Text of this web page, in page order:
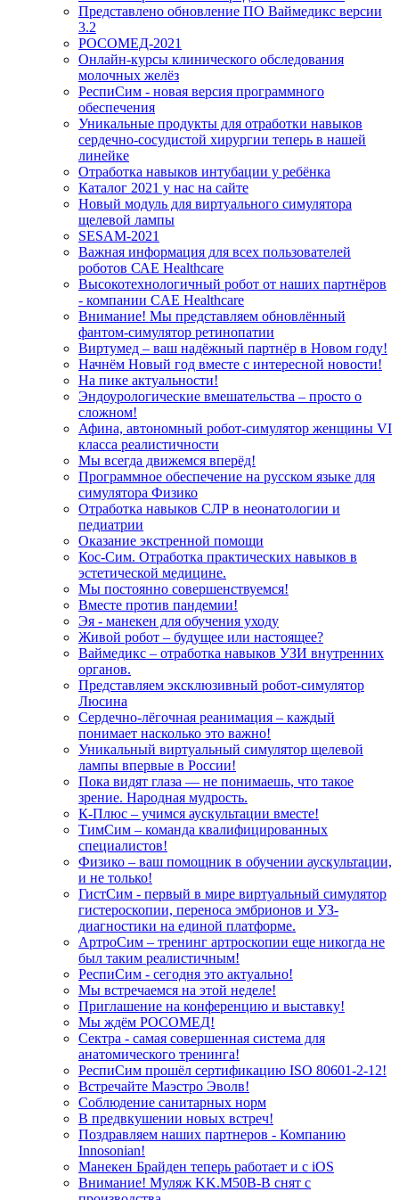
Представлено обновление ПО Ваймедикс версии
3.2
РОСОМЕД-2021
Онлайн-курсы клинического обследования
молочных желёз
РеспиСим - новая версия программного
обеспечения
Уникальные продукты для отработки навыков
сердечно-сосудистой хирургии теперь в нашей
линейке
Отработка навыков интубации у ребёнка
Каталог 2021 у нас на сайте
Новый модуль для виртуального симулятора
щелевой лампы
SESAM-2021
Важная информация для всех пользователей
роботов САЕ Healthcare
Высокотехнологичный робот от наших партнёров
- компании CAE Healthcare
Внимание! Мы представляем обновлённый
фантом-симулятор ретинопатии
Виртумед – ваш надёжный партнёр в Новом году!
Начнём Новый год вместе с интересной новости!
На пике актуальности!
Эндоурологические вмешательства – просто о
сложном!
Афина, автономный робот-симулятор женщины VI
класса реалистичности
Мы всегда движемся вперёд!
Программное обеспечение на русском языке для
симулятора Физико
Отработка навыков СЛР в неонатологии и
педиатрии
Оказание экстренной помощи
Кос-Сим. Отработка практических навыков в
эстетической медицине.
Мы постоянно совершенствуемся!
Вместе против пандемии!
Эя - манекен для обучения уходу
Живой робот – будущее или настоящее?
Ваймедикс – отработка навыков УЗИ внутренних
органов.
Представляем эксклюзивный робот-симулятор
Люсина
Сердечно-лёгочная реанимация – каждый
понимает насколько это важно!
Уникальный виртуальный симулятор щелевой
лампы впервые в России!
Пока видят глаза — не понимаешь, что такое
зрение. Народная мудрость.
К-Плюс – учимся аускультации вместе!
ТимСим – команда квалифицированных
специалистов!
Физико – ваш помощник в обучении аускультации,
и не только!
ГистСим - первый в мире виртуальный симулятор
гистероскопии, переноса эмбрионов и УЗ-
диагностики на единой платформе.
АртроСим – тренинг артроскопии еще никогда не
был таким реалистичным!
РеспиСим - сегодня это актуально!
Мы встречаемся на этой неделе!
Приглашение на конференцию и выставку!
Мы ждём РОСОМЕД!
Сектра - самая совершенная система для
анатомического тренинга!
РеспиСим прошёл сертификацию ISO 80601-2-12!
Встречайте Маэстро Эволв!
Соблюдение санитарных норм
В предвкушении новых встреч!
Поздравляем наших партнеров - Компанию
Innosonian!
Манекен Брайден теперь работает и с iOS
Внимание! Муляж KK.M50B-B снят с